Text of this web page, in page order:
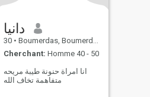
دانيا
30 • Boumerdas, Boumerdes, Algérie
Cherchant: Homme 40 - 50
انا امراة حنونة طيبة مريحه
متفاهمة تخاف الله